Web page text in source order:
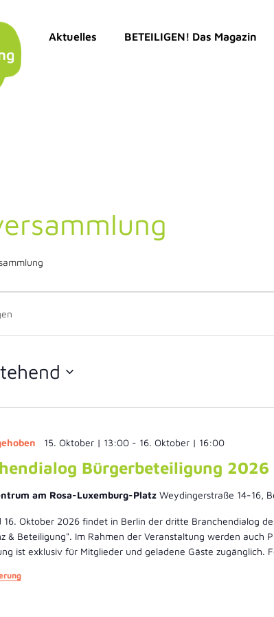
Aktuelles BETEILIGEN! Das Magazin
Bürgerbeteiligung 2026
15. Oktober | 13:00- 16. Oktober | 16:00
am Rosa-Luxemburg-Platz Weydingerstraße 14-16,
16. Oktober 2026 findet in Berlin der dritte Branchendialog
& Beteiligung". Im Rahmen der Veranstaltung werden
ist exklusiv für Mitglieder und geladene Gäste